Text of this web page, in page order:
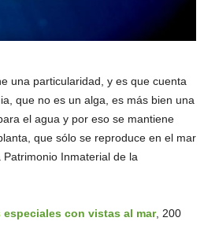
una particularidad, y es que cuenta
que no es un alga, es más bien una
el agua y por eso se mantiene
que sólo se reproduce en el mar
Inmaterial de la
especiales con vistas al mar, 200